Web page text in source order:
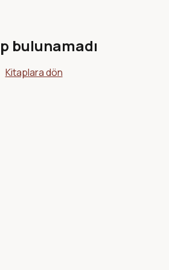
bulunamadı
Kitaplara dön